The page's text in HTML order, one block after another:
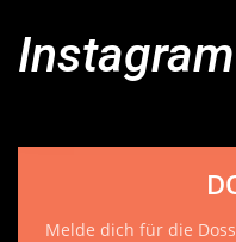
Melde dich für die